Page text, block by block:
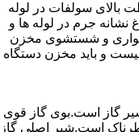
بالای سولفات در لوله
جرم در لوله ها و
و شستشوی مخزن
نیست و باید مخزن دستگاه
گاز است.بوی گاز قوی
است.شیر اصلی گاز